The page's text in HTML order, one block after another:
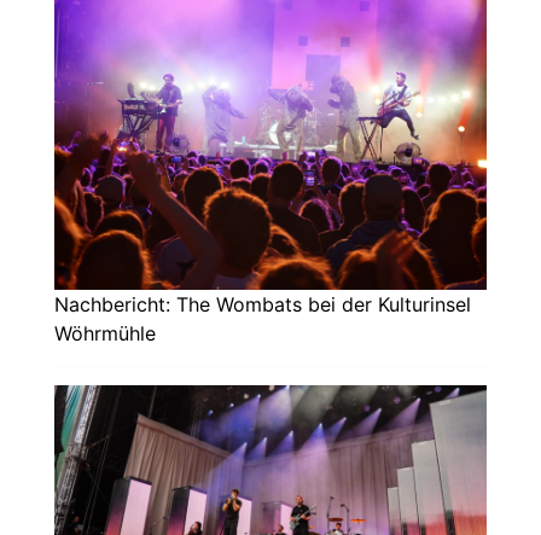
Nachbericht: The Wombats bei der Kulturinsel
Wöhrmühle